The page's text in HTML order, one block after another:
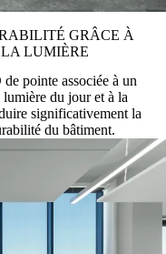
GRÂCE À
LUMIÈRE
pointe associée à un
du jour et à la
significativement la
du bâtiment.